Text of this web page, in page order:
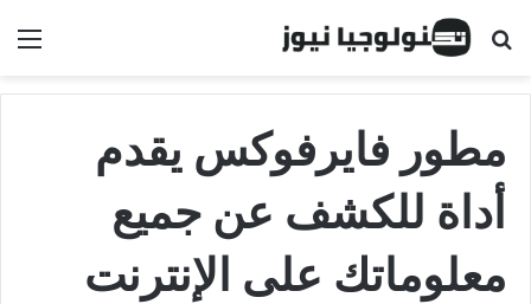
البحث عن
مطور فايرفوكس يقدم
أداة للكشف عن جميع
معلوماتك على الإنترنت